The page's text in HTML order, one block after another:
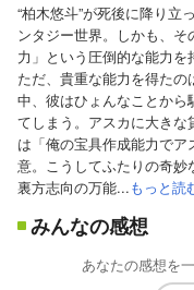
“柏木悠斗”が死後に降り立
ンタジー世界。しかも、
力」という圧倒的な能力を
ただ、貴重な能力を得た
中、彼はひょんなことから
てしまう。アスカに大き
は「俺の宝具作成能力で
意。こうしてふたりの奇妙
裏方志向の万能...もっと読
みんなの感想
あなたの感想を